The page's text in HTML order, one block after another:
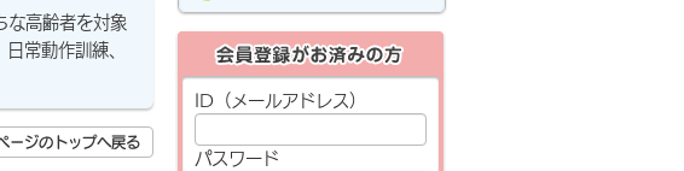
な高齢者を対象
常動作訓練、
ージのトップへ戻る
ID（メールアドレス）
パスワード